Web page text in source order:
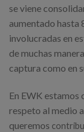
se viene
aumentado hasta
involucradas en
de muchas
captura como en
En EWK
respeto al medio
queremos